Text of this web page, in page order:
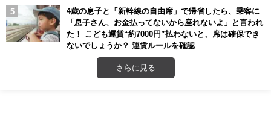
4歳の息子と「新幹線の自由席」で帰省したら、乗客に
「息子さん、お金払ってないから座れないよ」と言われ
た！ こども運賃“約7000円”払わないと、席は確保でき
ないでしょうか？ 運賃ルールを確認
さらに見る